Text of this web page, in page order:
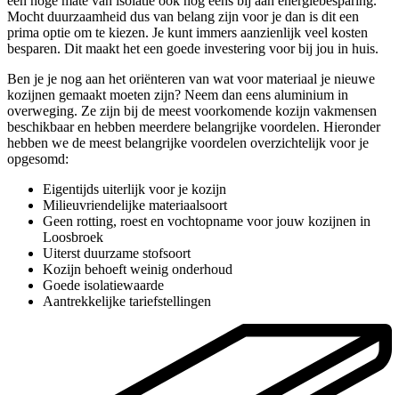
Mocht duurzaamheid dus van belang zijn voor je dan is dit een
prima optie om te kiezen. Je kunt immers aanzienlijk veel kosten
besparen. Dit maakt het een goede investering voor bij jou in huis.
Ben je je nog aan het oriënteren van wat voor materiaal je nieuwe
kozijnen gemaakt moeten zijn? Neem dan eens aluminium in
overweging. Ze zijn bij de meest voorkomende kozijn vakmensen
beschikbaar en hebben meerdere belangrijke voordelen. Hieronder
hebben we de meest belangrijke voordelen overzichtelijk voor je
opgesomd:
Eigentijds uiterlijk voor je kozijn
Milieuvriendelijke materiaalsoort
Geen rotting, roest en vochtopname voor jouw kozijnen in
Loosbroek
Uiterst duurzame stofsoort
Kozijn behoeft weinig onderhoud
Goede isolatiewaarde
Aantrekkelijke tariefstellingen